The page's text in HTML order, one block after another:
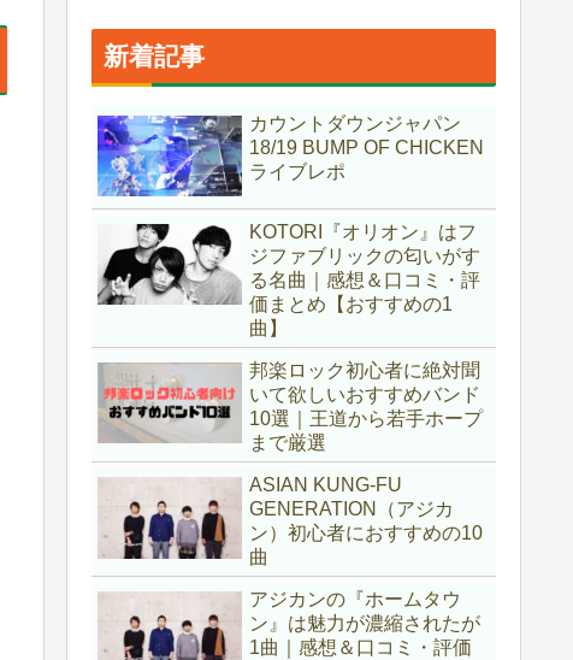
新着記事
カウントダウンジャパン
18/19 BUMP OF CHICKEN
ライブレポ
KOTORI『オリオン』はフ
ジファブリックの匂いがす
る名曲｜感想＆口コミ・評
価まとめ【おすすめの1
曲】
邦楽ロック初心者に絶対聞
いて欲しいおすすめバンド
10選｜王道から若手ホープ
まで厳選
ASIAN KUNG-FU
GENERATION（アジカ
ン）初心者におすすめの10
曲
アジカンの『ホームタウ
ン』は魅力が濃縮されたが
1曲｜感想＆口コミ・評価